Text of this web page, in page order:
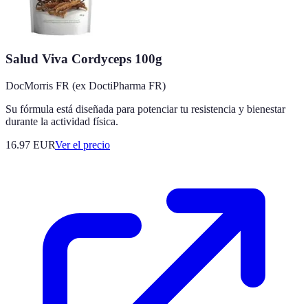
Salud Viva Cordyceps 100g
DocMorris FR (ex DoctiPharma FR)
Su fórmula está diseñada para potenciar tu resistencia y bienestar
durante la actividad física.
16.97 EURVer el precio